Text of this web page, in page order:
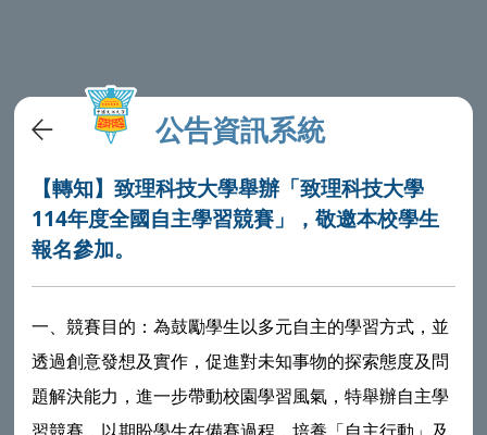
公告資訊系統
【轉知】致理科技大學舉辦「致理科技大學
114年度全國自主學習競賽」，敬邀本校學生
報名參加。
一、競賽目的：為鼓勵學生以多元自主的學習方式，並
透過創意發想及實作，促進對未知事物的探索態度及問
題解決能力，進一步帶動校園學習風氣，特舉辦自主學